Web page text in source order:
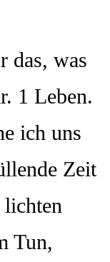
das, was
1 Leben.
ich uns
Zeit
lichten
Tun,